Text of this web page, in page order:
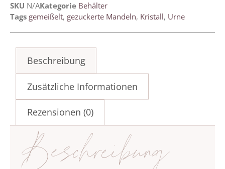
SKU N/AKategorie Behälter
Tags gemeißelt, gezuckerte Mandeln, Kristall, Urne
Beschreibung
Zusätzliche Informationen
Rezensionen (0)
Beschreibung